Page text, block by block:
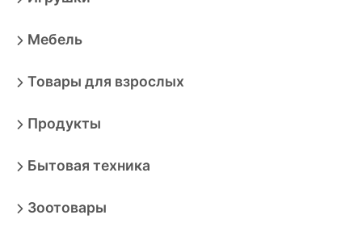
Мебель
Товары для взрослых
Продукты
Бытовая техника
Зоотовары